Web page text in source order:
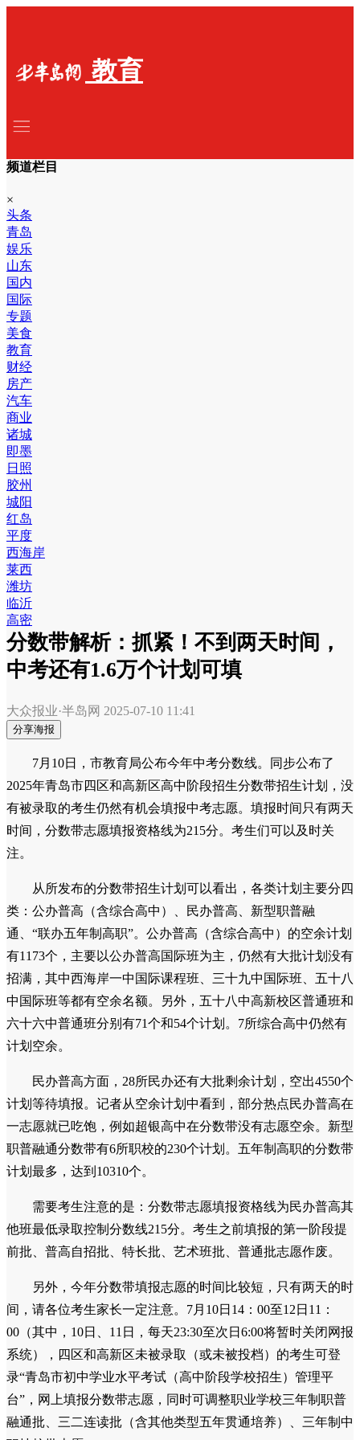
教育
频道栏目
×
头条
青岛
娱乐
山东
国内
国际
专题
美食
教育
财经
房产
汽车
商业
诸城
即墨
日照
胶州
城阳
红岛
平度
西海岸
莱西
潍坊
临沂
高密
分数带解析：抓紧！不到两天时间，
中考还有1.6万个计划可填
大众报业·半岛网 2025-07-10 11:41
分享海报
7月10日，市教育局公布今年中考分数线。同步公布了
2025年青岛市四区和高新区高中阶段招生分数带招生计划，没
有被录取的考生仍然有机会填报中考志愿。填报时间只有两天
时间，分数带志愿填报资格线为215分。考生们可以及时关
注。
从所发布的分数带招生计划可以看出，各类计划主要分四
类：公办普高（含综合高中）、民办普高、新型职普融
通、“联办五年制高职”。公办普高（含综合高中）的空余计划
有1173个，主要以公办普高国际班为主，仍然有大批计划没有
招满，其中西海岸一中国际课程班、三十九中国际班、五十八
中国际班等都有空余名额。另外，五十八中高新校区普通班和
六十六中普通班分别有71个和54个计划。7所综合高中仍然有
计划空余。
民办普高方面，28所民办还有大批剩余计划，空出4550个
计划等待填报。记者从空余计划中看到，部分热点民办普高在
一志愿就已吃饱，例如超银高中在分数带没有志愿空余。新型
职普融通分数带有6所职校的230个计划。五年制高职的分数带
计划最多，达到10310个。
需要考生注意的是：分数带志愿填报资格线为民办普高其
他班最低录取控制分数线215分。考生之前填报的第一阶段提
前批、普高自招批、特长批、艺术班批、普通批志愿作废。
另外，今年分数带填报志愿的时间比较短，只有两天的时
间，请各位考生家长一定注意。7月10日14：00至12日11：
00（其中，10日、11日，每天23:30至次日6:00将暂时关闭网报
系统），四区和高新区未被录取（或未被投档）的考生可登
录“青岛市初中学业水平考试（高中阶段学校招生）管理平
台”，网上填报分数带志愿，同时可调整职业学校三年制职普
融通批、三二连读批（含其他类型五年贯通培养）、三年制中